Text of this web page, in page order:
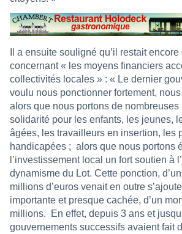
Il a ensuite souligné qu’il restait
concernant « les moyens financiers
collectivités locales » : « Le dernier
voulu nous ponctionner fortement,
alors que nous portons de
solidarité pour les enfants, les jeunes,
âgées, les travailleurs en insertion, les
handicapées ; alors que nous portons
l’investissement local un fort soutien à
dynamisme du Lot. Cette ponction,
millions d’euros venait en outre
importante et presque cachée, d’un
millions.
En effet, depuis 3 ans et
gouvernements successifs avaient fait